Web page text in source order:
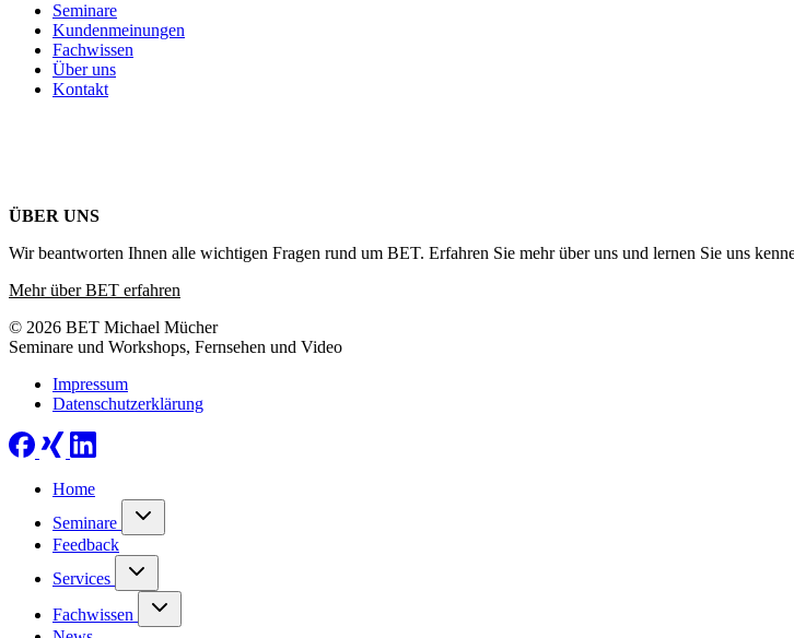
Seminare
Kundenmeinungen
Fachwissen
Über uns
Kontakt
ÜBER UNS
Wir beantworten Ihnen alle wichtigen Fragen rund um BET. Erfahren Sie mehr über uns und lernen Sie uns
Mehr über BET erfahren
© 2026 BET Michael Mücher
Seminare und Workshops, Fernsehen und Video
Impressum
Datenschutzerklärung
Home
Seminare
Feedback
Services
Fachwissen